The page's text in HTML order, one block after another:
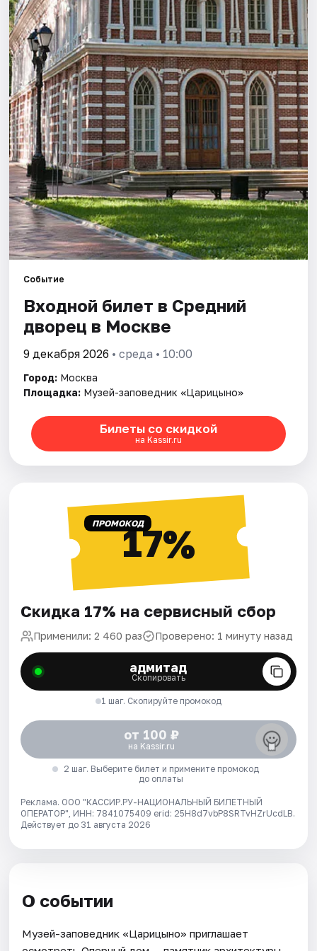
Города
Площадки
Артисты
Рейтинги
Событие
Входной билет в Средний
дворец в Москве
9 декабря 2026 • среда • 10:00
Город: Москва
Площадка: Музей-заповедник «Царицыно»
Билеты со скидкой
на Kassir.ru
ПРОМОКОД17%
Скидка 17% на сервисный сбор
Применили: 2 460 раз Проверено: 1 минуту назад
адмитад
Скопировать
1 шаг. Скопируйте промокод
от 100 ₽
на Kassir.ru
2 шаг. Выберите билет и примените промокод
до оплаты
Реклама. ООО "КАССИР.РУ-НАЦИОНАЛЬНЫЙ БИЛЕТНЫЙ
ОПЕРАТОР", ИНН: 7841075409 erid: 25H8d7vbP8SRTvHZrUcdLB.
Действует до 31 августа 2026
О событии
Музей-заповедник «Царицыно» приглашает